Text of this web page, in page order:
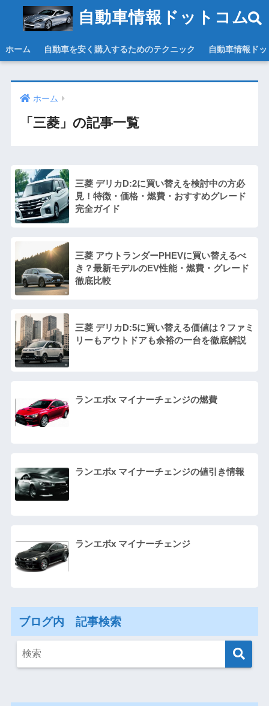
自動車情報ドットコム
ホーム 自動車を安く購入するためのテクニック 自動車情報ド
ホーム
「三菱」の記事一覧
三菱 デリカD:2に買い替えを検討中の方必
見！特徴・価格・燃費・おすすめグレード
完全ガイド
三菱 アウトランダーPHEVに買い替えるべ
き？最新モデルのEV性能・燃費・グレード
徹底比較
三菱 デリカD:5に買い替える価値は？ファミ
リーもアウトドアも余裕の一台を徹底解説
ランエボx マイナーチェンジの燃費
ランエボx マイナーチェンジの値引き情報
ランエボx マイナーチェンジ
ブログ内 記事検索